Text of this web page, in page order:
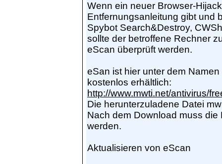
Wenn ein neuer Browser-
Entfernungsanleitung gibt und
Spybot Search&Destroy,
sollte der betroffene Rechner
eScan überprüft werden.
eSan ist hier unter dem
kostenlos erhältlich:
http://www.mwti.net/antivirus/
Die herunterzuladene Datei
Nach dem Download muss
werden.
Aktualisieren von eScan